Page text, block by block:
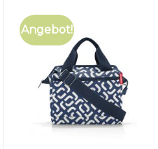
Angebot!